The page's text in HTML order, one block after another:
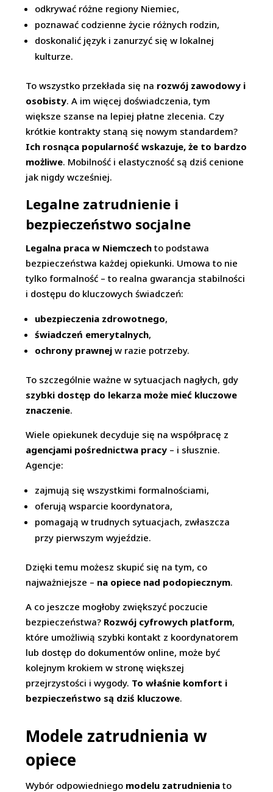
odkrywać różne regiony Niemiec,
poznawać codzienne życie różnych rodzin,
doskonalić język i zanurzyć się w lokalnej
kulturze.
To wszystko przekłada się na rozwój zawodowy i
osobisty. A im więcej doświadczenia, tym
większe szanse na lepiej płatne zlecenia. Czy
krótkie kontrakty staną się nowym standardem?
Ich rosnąca popularność wskazuje, że to bardzo
możliwe. Mobilność i elastyczność są dziś cenione
jak nigdy wcześniej.
Legalne zatrudnienie i
bezpieczeństwo socjalne
Legalna praca w Niemczech to podstawa
bezpieczeństwa każdej opiekunki. Umowa to nie
tylko formalność – to realna gwarancja stabilności
i dostępu do kluczowych świadczeń:
ubezpieczenia zdrowotnego,
świadczeń emerytalnych,
ochrony prawnej w razie potrzeby.
To szczególnie ważne w sytuacjach nagłych, gdy
szybki dostęp do lekarza może mieć kluczowe
znaczenie.
Wiele opiekunek decyduje się na współpracę z
agencjami pośrednictwa pracy – i słusznie.
Agencje:
zajmują się wszystkimi formalnościami,
oferują wsparcie koordynatora,
pomagają w trudnych sytuacjach, zwłaszcza
przy pierwszym wyjeździe.
Dzięki temu możesz skupić się na tym, co
najważniejsze – na opiece nad podopiecznym.
A co jeszcze mogłoby zwiększyć poczucie
bezpieczeństwa? Rozwój cyfrowych platform,
które umożliwią szybki kontakt z koordynatorem
lub dostęp do dokumentów online, może być
kolejnym krokiem w stronę większej
przejrzystości i wygody. To właśnie komfort i
bezpieczeństwo są dziś kluczowe.
Modele zatrudnienia w
opiece
Wybór odpowiedniego modelu zatrudnienia to